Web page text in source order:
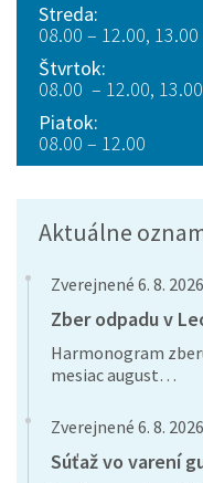
Streda:
08.00 – 12.00,
Štvrtok:
08.00 – 12.00,
Piatok:
08.00 – 12.00
Aktuálne
Zverejnené 6. 8.
Zber odpadu v
Harmonogram
mesiac august…
Zverejnené 6. 8.
Súťaž vo varení